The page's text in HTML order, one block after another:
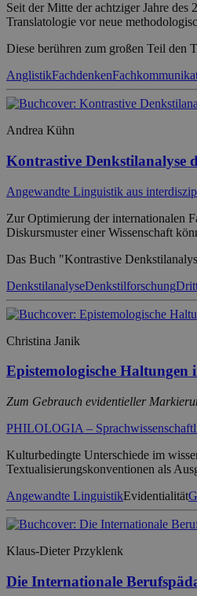
Seit der Mitte der achtziger Jahre
Translatologie vor neue
Diese berühren zum großen Teil den
AnglistikFachdenken
Andrea Kühn
Kontrastive Denkstilanalyse
Angewandte Linguistik aus
Zur Optimierung der internationalen
Diskursmuster einer Wissenschaft
Das Buch "Kontrastive
DenkstilanalyseDenkstilforschung
Christina Janik
Epistemologische Haltungen
Zum Gebrauch evidentieller
PHILOLOGIA –
Kulturbedingte Unterschiede im
Textualisierungskonventionen als
Angewandte LinguistikEvidentialität
Klaus-Dieter Przyklenk
Die Internationale